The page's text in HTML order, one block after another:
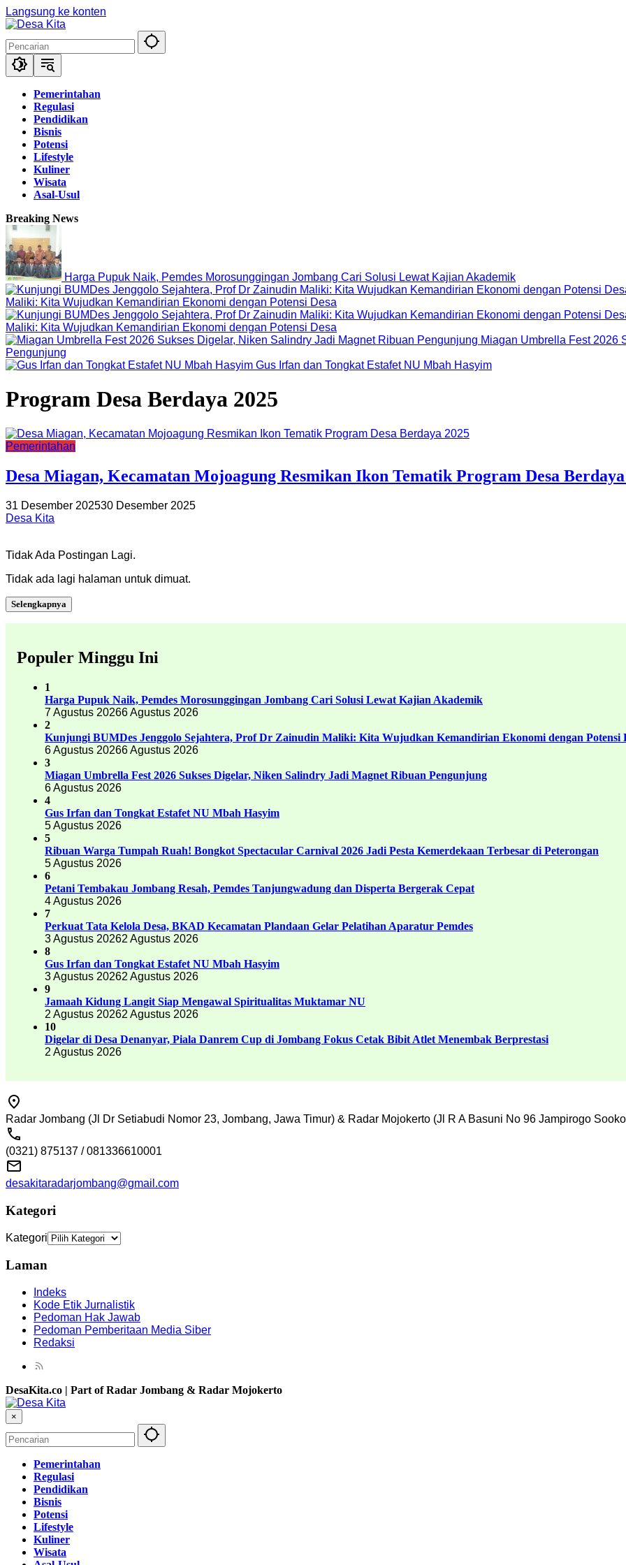
Langsung ke konten
Pemerintahan
Regulasi
Pendidikan
Bisnis
Potensi
Lifestyle
Kuliner
Wisata
Asal-Usul
Breaking News
Harga Pupuk Naik, Pemdes Morosunggingan Jombang Cari Solusi Lewat Kajian Akademik
Maliki: Kita Wujudkan Kemandirian Ekonomi dengan Potensi Desa
Maliki: Kita Wujudkan Kemandirian Ekonomi dengan Potensi Desa
Miagan Umbrella Fest 2026
Pengunjung
Gus Irfan dan Tongkat Estafet NU Mbah Hasyim
Program Desa Berdaya 2025
Pemerintahan
Desa Miagan, Kecamatan Mojoagung Resmikan Ikon Tematik Program Desa Berdaya
31 Desember 202530 Desember 2025
Desa Kita
Tidak Ada Postingan Lagi.
Tidak ada lagi halaman untuk dimuat.
Selengkapnya
Populer Minggu Ini
1
Harga Pupuk Naik, Pemdes Morosunggingan Jombang Cari Solusi Lewat Kajian Akademik
7 Agustus 20266 Agustus 2026
2
Kunjungi BUMDes Jenggolo Sejahtera, Prof Dr Zainudin Maliki: Kita Wujudkan Kemandirian Ekonomi dengan Potensi
6 Agustus 20266 Agustus 2026
3
Miagan Umbrella Fest 2026 Sukses Digelar, Niken Salindry Jadi Magnet Ribuan Pengunjung
6 Agustus 2026
4
Gus Irfan dan Tongkat Estafet NU Mbah Hasyim
5 Agustus 2026
5
Ribuan Warga Tumpah Ruah! Bongkot Spectacular Carnival 2026 Jadi Pesta Kemerdekaan Terbesar di Peterongan
5 Agustus 2026
6
Petani Tembakau Jombang Resah, Pemdes Tanjungwadung dan Disperta Bergerak Cepat
4 Agustus 2026
7
Perkuat Tata Kelola Desa, BKAD Kecamatan Plandaan Gelar Pelatihan Aparatur Pemdes
3 Agustus 20262 Agustus 2026
8
Gus Irfan dan Tongkat Estafet NU Mbah Hasyim
3 Agustus 20262 Agustus 2026
9
Jamaah Kidung Langit Siap Mengawal Spiritualitas Muktamar NU
2 Agustus 20262 Agustus 2026
10
Digelar di Desa Denanyar, Piala Danrem Cup di Jombang Fokus Cetak Bibit Atlet Menembak Berprestasi
2 Agustus 2026
Radar Jombang (Jl Dr Setiabudi Nomor 23, Jombang, Jawa Timur) & Radar Mojokerto (Jl R A Basuni No 96 Jampirogo
(0321) 875137 / 081336610001
desakitaradarjombang@gmail.com
Kategori
Kategori
Laman
Indeks
Kode Etik Jurnalistik
Pedoman Hak Jawab
Pedoman Pemberitaan Media Siber
Redaksi
DesaKita.co | Part of Radar Jombang & Radar Mojokerto
×
Pemerintahan
Regulasi
Pendidikan
Bisnis
Potensi
Lifestyle
Kuliner
Wisata